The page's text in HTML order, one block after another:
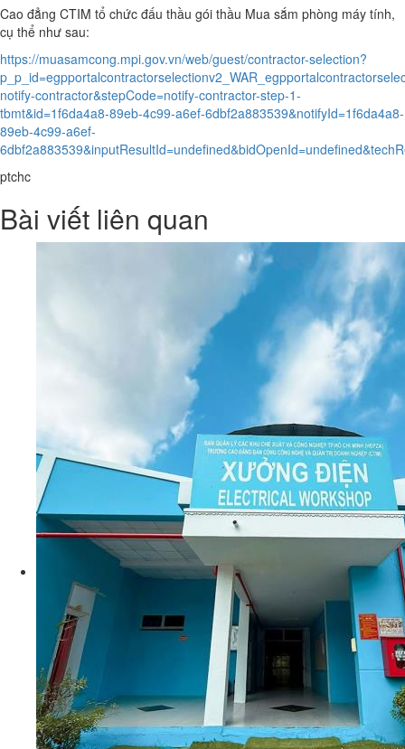
Cao đẳng CTIM tổ chức đấu thầu gói thầu Mua sắm phòng máy tính,
cụ thể như sau:
https://muasamcong.mpi.gov.vn/web/guest/contractor-selection?
notify-contractor&stepCode=notify-contractor-step-1-
tbmt&id=1f6da4a8-89eb-4c99-a6ef-6dbf2a883539&notifyId=1f6da4a8-
89eb-4c99-a6ef-
ptchc
Bài viết liên quan